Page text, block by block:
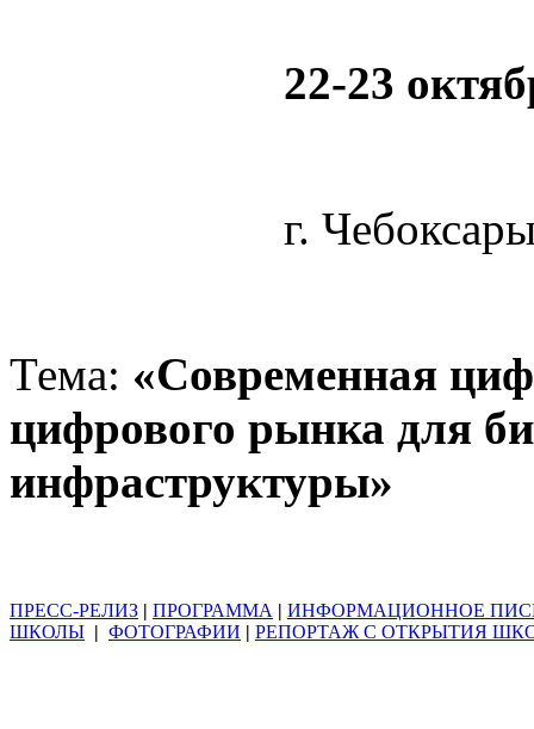
22-23
г.
Тема: «Современная
цифрового рынка для
инфраструктуры»
ПРЕСС-РЕЛИЗ | ПРОГРАММА | ИНФОРМАЦИОННОЕ
ШКОЛЫ | ФОТОГРАФИИ | РЕПОРТАЖ С ОТКРЫТИЯ